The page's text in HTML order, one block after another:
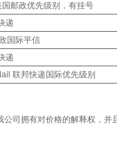
邮政优先级别，有挂号
递
国际平信
递
联邦快递国际优先级别
司拥有对价格的解释权，并